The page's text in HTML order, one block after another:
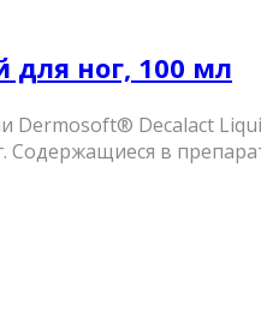
для ног, 100 мл
Decalact
в